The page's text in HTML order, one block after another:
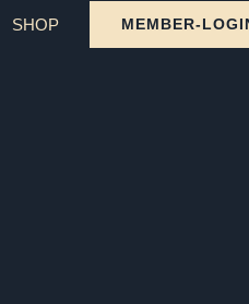
SHOP MEMBER-